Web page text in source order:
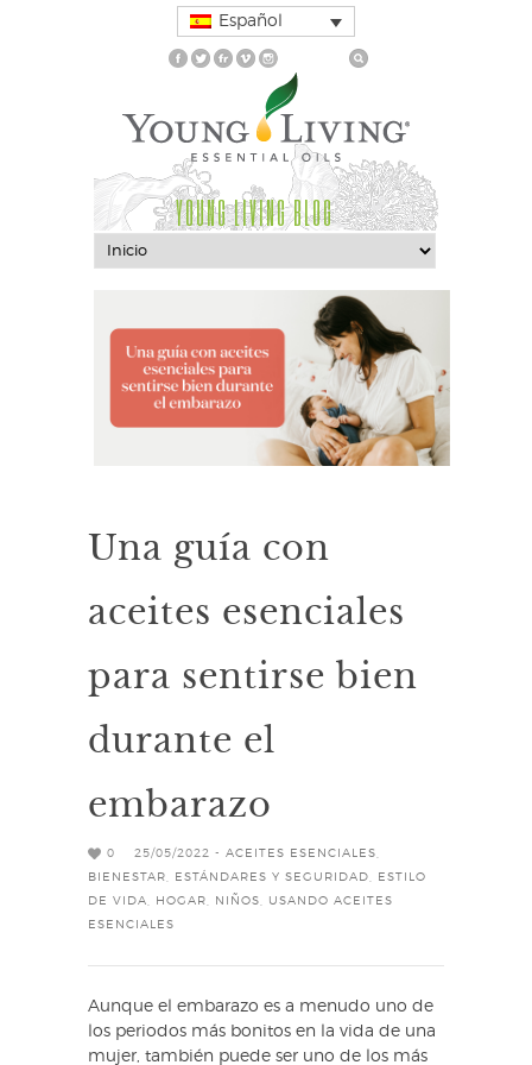
Español
YOUNG LIVING BLOG
Una guía con
aceites esenciales
para sentirse bien
durante el
embarazo
0 25/05/2022 - ACEITES ESENCIALES
BIENESTAR
ESTÁNDARES Y SEGURIDAD
ESTILO
DE VIDA
HOGAR NIÑOS
USANDO ACEITES
ESENCIALES
Aunque el embarazo es a menudo uno de
los periodos más bonitos en la vida de una
mujer, también puede ser uno de los más